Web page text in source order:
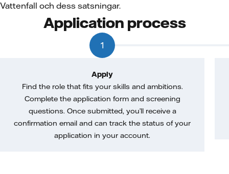
Vattenfall och dess satsningar.
Application process
1
Apply
Find the role that fits your skills and ambitions.
Complete the application form and screening
questions. Once submitted, you’ll receive a
confirmation email and can track the status of your
application in your account.